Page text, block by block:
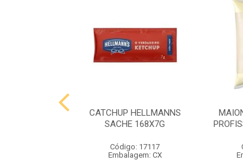
CATCHUP HELLMANNS
SACHE 168X7G
Código: 17117
Embalagem: CX